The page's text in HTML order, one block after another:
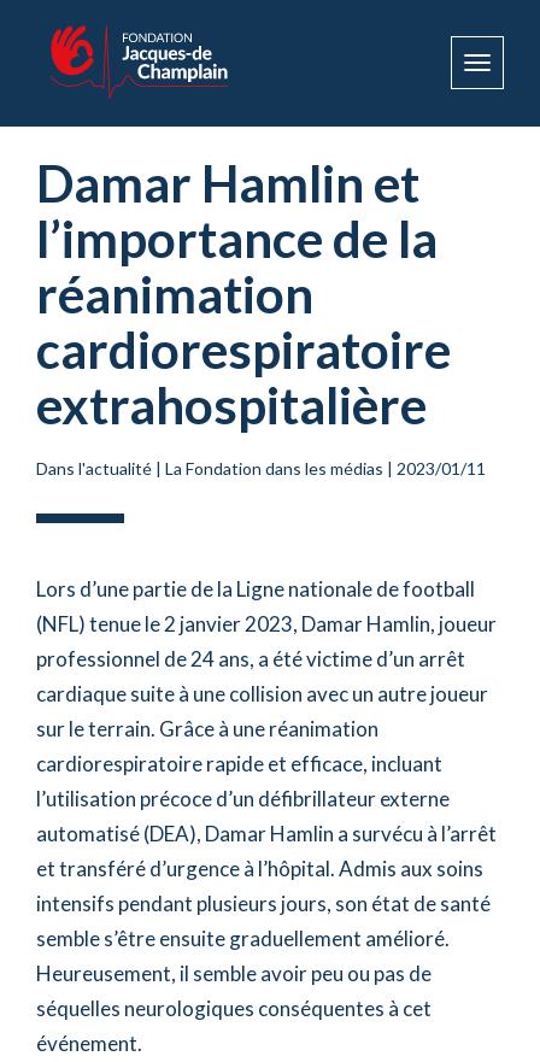
Toggle
Damar Hamlin et
l’importance de la
réanimation
cardiorespiratoire
extrahospitalière
Dans l'actualité | La Fondation dans les médias | 2023/01/11
Lors d’une partie de la Ligne nationale de football
(NFL) tenue le 2 janvier 2023, Damar Hamlin, joueur
professionnel de 24 ans, a été victime d’un arrêt
cardiaque suite à une collision avec un autre joueur
sur le terrain. Grâce à une réanimation
cardiorespiratoire rapide et efficace, incluant
l’utilisation précoce d’un défibrillateur externe
automatisé (DEA), Damar Hamlin a survécu à l’arrêt
et transféré d’urgence à l’hôpital. Admis aux soins
intensifs pendant plusieurs jours, son état de santé
semble s’être ensuite graduellement amélioré.
Heureusement, il semble avoir peu ou pas de
séquelles neurologiques conséquentes à cet
événement.